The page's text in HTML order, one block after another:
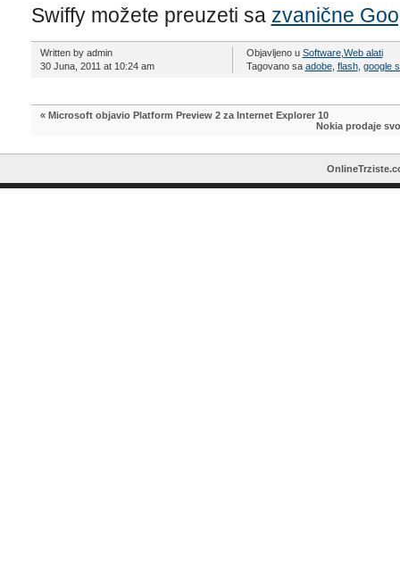
Swiffy možete preuzeti sa zvanične
Written by admin
30 Juna, 2011 at 10:24 am
Objavljeno u Software, Web alati
Tagovano sa adobe, flash, google
« Microsoft objavio Platform Preview 2 za Internet Explorer 10
Nokia prodaje